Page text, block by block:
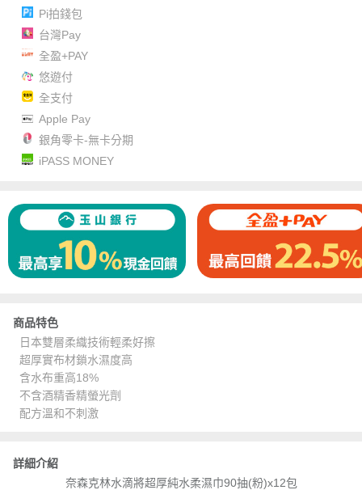
Pi拍錢包
台灣Pay
全盈+PAY
悠遊付
全支付
Apple Pay
銀角零卡-無卡分期
iPASS MONEY
商品特色
日本雙層柔織技術輕柔好擦
超厚實布材鎖水濕度高
含水布重高18%
不含酒精香精螢光劑
配方溫和不刺激
詳細介紹
奈森克林水滴將超厚純水柔濕巾90抽(粉)x12包